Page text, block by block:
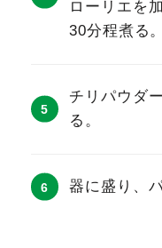
ローリエを
30分程煮る。
チリパウダ
る。
器に盛り、